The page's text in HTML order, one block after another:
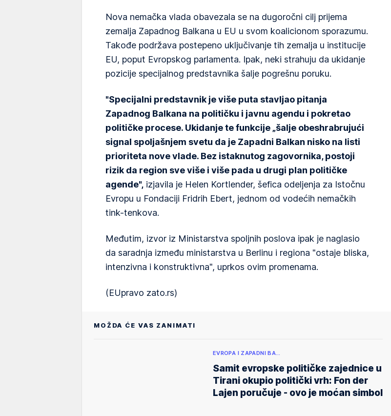
Nova nemačka vlada obavezala se na dugoročni cilj prijema
zemalja Zapadnog Balkana u EU u svom koalicionom sporazumu.
Takođe podržava postepeno uključivanje tih zemalja u institucije
EU, poput Evropskog parlamenta. Ipak, neki strahuju da ukidanje
pozicije specijalnog predstavnika šalje pogrešnu poruku.
"Specijalni predstavnik je više puta stavljao pitanja
Zapadnog Balkana na političku i javnu agendu i pokretao
političke procese. Ukidanje te funkcije „šalje obeshrabrujući
signal spoljašnjem svetu da je Zapadni Balkan nisko na listi
prioriteta nove vlade. Bez istaknutog zagovornika, postoji
rizik da region sve više i više pada u drugi plan političke
agende", izjavila je Helen Kortlender, šefica odeljenja za Istočnu
Evropu u Fondaciji Fridrih Ebert, jednom od vodećih nemačkih
tink-tenkova.
Međutim, izvor iz Ministarstva spoljnih poslova ipak je naglasio
da saradnja između ministarstva u Berlinu i regiona "ostaje bliska,
intenzivna i konstruktivna", uprkos ovim promenama.
(EUpravo zato.rs)
MOŽDA ĆE VAS ZANIMATI
EVROPA I ZAPADNI BA…
Samit evropske političke zajednice u
Tirani okupio politički vrh: Fon der
Lajen poručuje - ovo je moćan simbol